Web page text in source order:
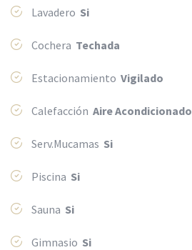
Lavadero Si
Cochera Techada
Estacionamiento Vigilado
Calefacción Aire Acondicionado
Serv.Mucamas Si
Piscina Si
Sauna Si
Gimnasio Si